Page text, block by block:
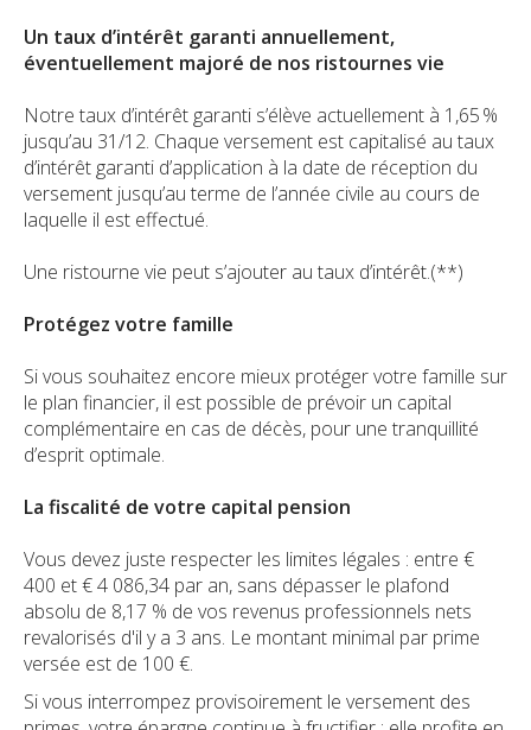
Un taux d’intérêt garanti annuellement,
éventuellement majoré de nos ristournes vie
Notre taux d’intérêt garanti s’élève actuellement à 1,65 %
jusqu’au 31/12. Chaque versement est capitalisé au taux
d’intérêt garanti d’application à la date de réception du
versement jusqu’au terme de l’année civile au cours de
laquelle il est effectué.
Une ristourne vie peut s’ajouter au taux d’intérêt.(**)
Protégez votre famille
Si vous souhaitez encore mieux protéger votre famille sur
le plan financier, il est possible de prévoir un capital
complémentaire en cas de décès, pour une tranquillité
d’esprit optimale.
La fiscalité de votre capital pension
Vous devez juste respecter les limites légales : entre €
400 et € 4 086,34 par an, sans dépasser le plafond
absolu de 8,17 % de vos revenus professionnels nets
revalorisés d'il y a 3 ans. Le montant minimal par prime
versée est de 100 €.
Si vous interrompez provisoirement le versement des